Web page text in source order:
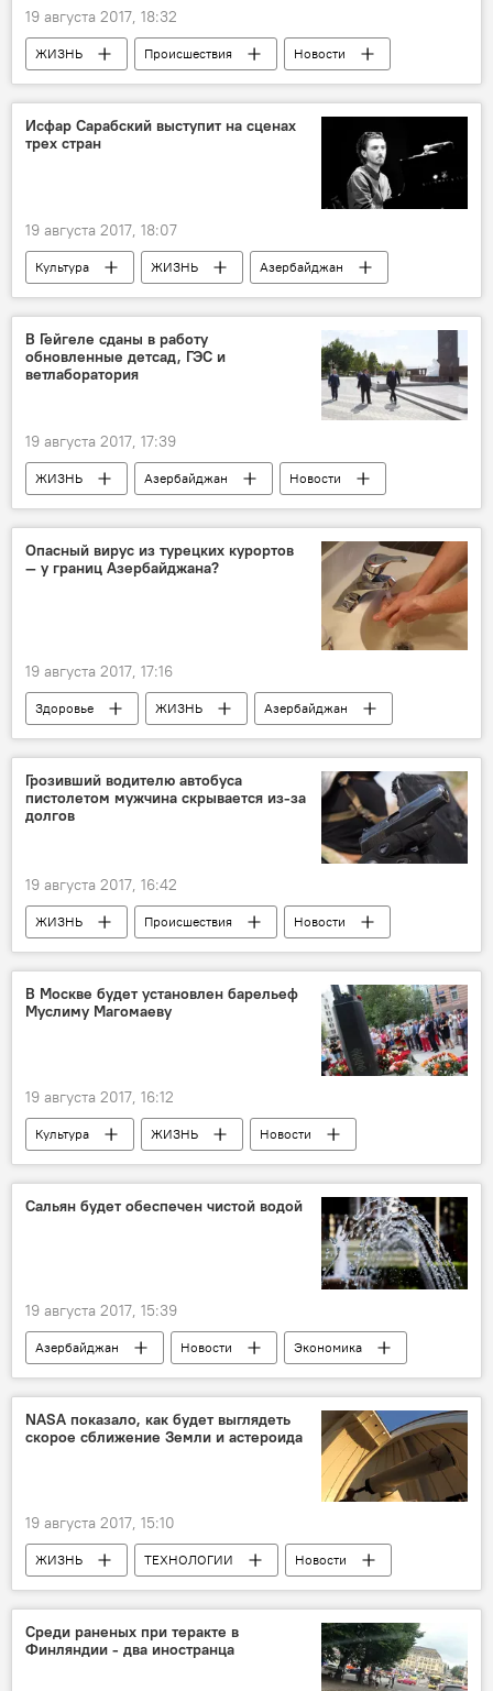
19 августа 2017, 18:32
ЖИЗНЬ Происшествия Новости
Исфар Сарабский выступит на сценах
трех стран
19 августа 2017, 18:07
Культура ЖИЗНЬ
Азербайджан
Новости
Новости мира
Исфар Сарабский
В Гейгеле сданы в работу
обновленные детсад, ГЭС и
ветлаборатория
19 августа 2017, 17:39
ЖИЗНЬ Азербайджан
Новости
Экономика
Опасный вирус из турецких курортов
— у границ Азербайджана?
19 августа 2017, 17:16
Здоровье ЖИЗНЬ
Азербайджан
Новости
Новости мира
Турция
Рита Исмайлова
Республиканская противочумная станция (РПС)
Грозивший водителю автобуса
пистолетом мужчина скрывается из-за
долгов
19 августа 2017, 16:42
ЖИЗНЬ Происшествия
Новости
Баку
Мошенничество
Хулиганство
Пистолет
В Москве будет установлен барельеф
Муслиму Магомаеву
19 августа 2017, 16:12
Культура ЖИЗНЬ
Новости
Россия
Москва
Муслим Магомаев
Араз Агаларов
Памятник
Сальян будет обеспечен чистой водой
19 августа 2017, 15:39
Азербайджан Новости
Экономика
Сальян
Водоснабжение
NASA показало, как будет выглядеть
скорое сближение Земли и астероида
19 августа 2017, 15:10
ЖИЗНЬ ТЕХНОЛОГИИ
Новости
Новости мира
США
NASA
Аэрокосмическое агентство США
Приближение астероида
Среди раненых при теракте в
Финляндии - два иностранца